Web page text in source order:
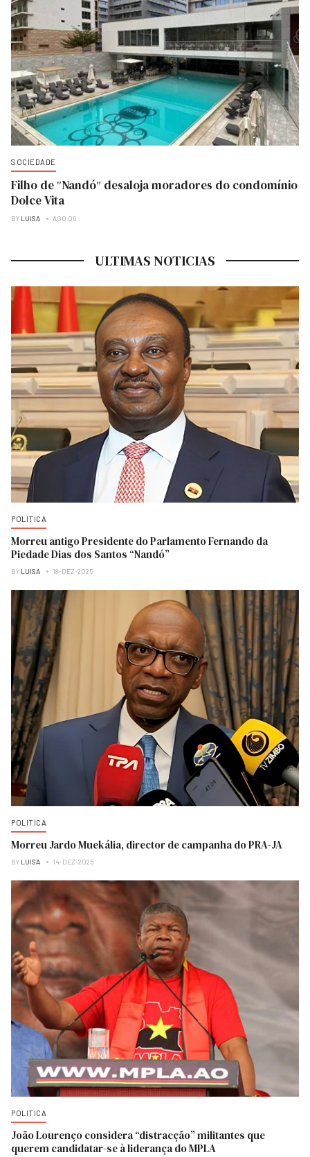
SOCIEDADE
Filho de ″Nandó″ desaloja moradores do condomínio
Dolce Vita
BY LUISA AGO 06
ULTIMAS NOTICIAS
POLITICA
Morreu antigo Presidente do Parlamento Fernando da
Piedade Dias dos Santos “Nandó”
BY LUISA 18-DEZ-2025
POLITICA
Morreu Jardo Muekália, director de campanha do PRA-JA
BY LUISA 14-DEZ-2025
POLITICA
João Lourenço considera “distracção” militantes que
querem candidatar-se à liderança do MPLA